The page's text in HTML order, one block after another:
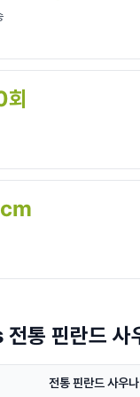
통 핀란드 사
전통 핀란드 사우나